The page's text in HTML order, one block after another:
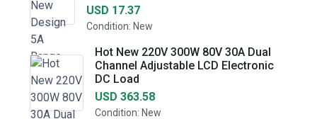
USD 17.37
Condition: New
Hot New 220V 300W 80V 30A Dual
Channel Adjustable LCD Electronic
DC Load
USD 363.58
Condition: New